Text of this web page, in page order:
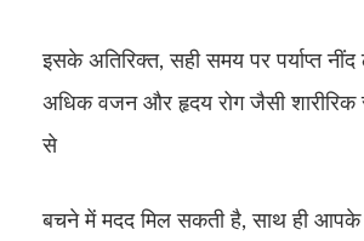
इसके अतिरिक्त, सही समय पर पर्याप्त
अधिक वजन और हृदय रोग जैसी शारीरिक
से
बचने में मदद मिल सकती है, साथ ही आपके